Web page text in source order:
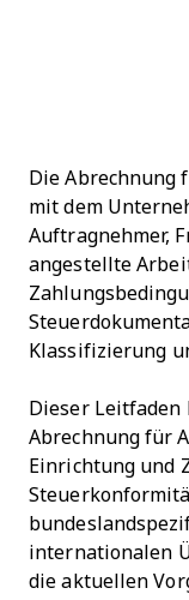
Die Abrechnung
mit dem
Auftragnehmer,
angestellte
Klassifizierung
Dieser Leitfaden
Abrechnung für
Einrichtung und
internationalen
die aktuellen